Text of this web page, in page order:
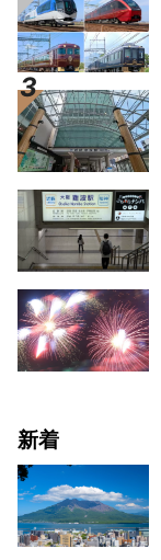
新着